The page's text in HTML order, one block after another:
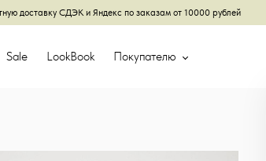
доставку СДЭК и Яндекс по заказам от 10000 рублей
Sale LookBook Покупателю